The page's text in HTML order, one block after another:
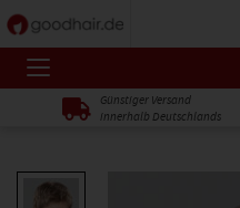
Günstiger Versand
innerhalb Deutschlands